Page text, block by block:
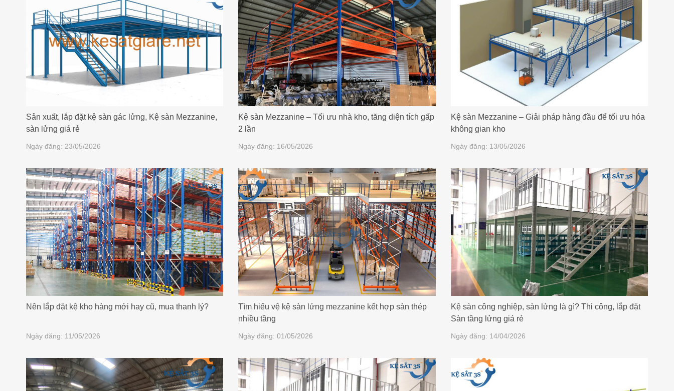
Sản xuất, lắp đặt kệ sàn gác lửng, Kệ sàn Mezzanine,
sàn lửng giá rẻ
Ngày đăng: 23/05/2026
Kệ sàn Mezzanine – Tối ưu nhà kho, tăng diện tích gấp
2 lần
Ngày đăng: 16/05/2026
Kệ sàn Mezzanine – Giải pháp hàng đầu để tối ưu hóa
không gian kho
Ngày đăng: 13/05/2026
Nên lắp đặt kệ kho hàng mới hay cũ, mua thanh lý?
Ngày đăng: 11/05/2026
Tìm hiểu vệ kệ sàn lửng mezzanine kết hợp sàn thép
nhiều tầng
Ngày đăng: 01/05/2026
Kệ sàn công nghiệp, sàn lửng là gì? Thi công, lắp đặt
Sàn tầng lửng giá rẻ
Ngày đăng: 14/04/2026